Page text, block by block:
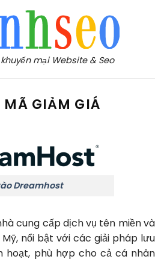
mại Website & Seo
MÃ GIẢM GIÁ
Dreamhost
cung cấp dịch vụ tên miền và
nổi bật với các giải pháp lưu
hoạt, phù hợp cho cả cá nhân